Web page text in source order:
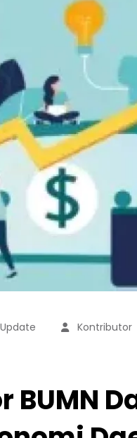
Update Kontributor
BUMN